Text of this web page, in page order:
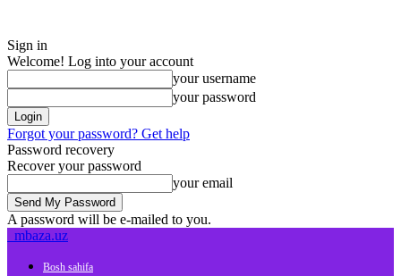
Sign in
Welcome! Log into your account
your username
your password
Forgot your password? Get help
Password recovery
Recover your password
your email
A password will be e-mailed to you.
mbaza.uz
Bosh sahifa